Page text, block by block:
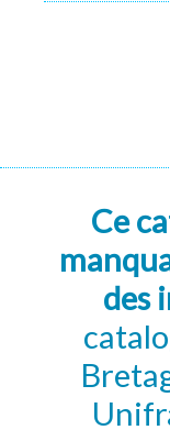
Ce
des